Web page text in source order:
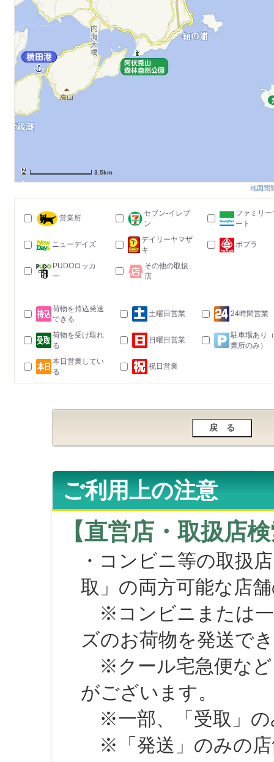
3.5km
地図閲
営業所
セブン-イレブ
ン
ファミリー
ート
ニューデイズ
デイリーヤマザ
キ
ポプラ
PUDOロッカ
ー
その他の取扱
店
荷物を持込発送
できる
土曜日営業 24時間営業
荷物を受け取れ
る
日曜日営業
駐車場あり
業所のみ）
本日営業してい
る
祝日営業
ご利用上の注意
【直営店・取扱店
・コンビニ等の取扱
取」の両方可能な店
※コンビニまたは一
ズのお荷物を発送で
※クール宅急便など
がございます。
※一部、「受取」の
※「発送」のみの店